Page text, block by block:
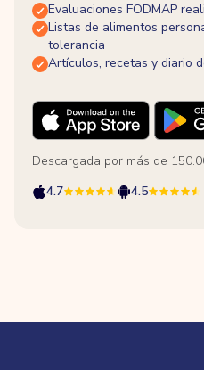
Evaluaciones FODMAP
Listas de alimentos
tolerancia
Artículos, recetas y diario
Descargada por más de
4.7
4.5